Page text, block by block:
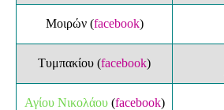
Μοιρών(facebook)
Τυμπακίου (facebook)
Αγίου Νικολάου(facebook)